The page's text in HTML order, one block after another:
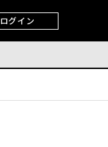
ログイン